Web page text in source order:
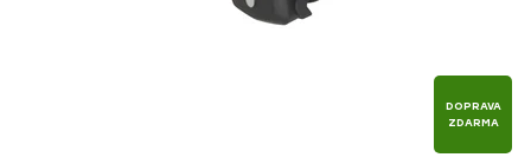
DOPRAVA
ZDARMA